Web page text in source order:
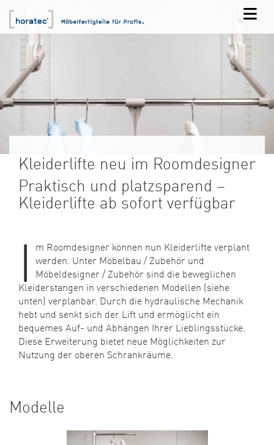
Kleiderlifte neu im Roomdesigner
Praktisch und platzsparend –
Kleiderlifte ab sofort verfügbar
I
m Roomdesigner können nun Kleiderlifte verplant
werden. Unter Möbelbau / Zubehör und
Möbeldesigner / Zubehör sind die beweglichen
Kleiderstangen in verschiedenen Modellen (siehe
unten) verplanbar. Durch die hydraulische Mechanik
hebt und senkt sich der Lift und ermöglicht ein
bequemes Auf- und Abhängen Ihrer Lieblingsstücke.
Diese Erweiterung bietet neue Möglichkeiten zur
Nutzung der oberen Schrankräume.
Modelle